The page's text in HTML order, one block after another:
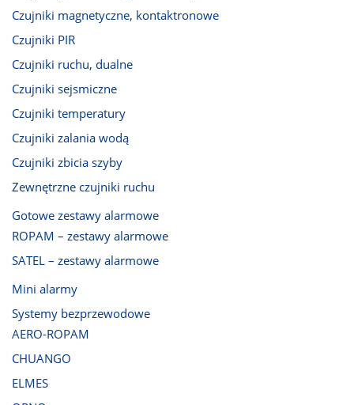
Czujniki magnetyczne, kontaktronowe
Czujniki PIR
Czujniki ruchu, dualne
Czujniki sejsmiczne
Czujniki temperatury
Czujniki zalania wodą
Czujniki zbicia szyby
Zewnętrzne czujniki ruchu
Gotowe zestawy alarmowe
ROPAM – zestawy alarmowe
SATEL – zestawy alarmowe
Mini alarmy
Systemy bezprzewodowe
AERO-ROPAM
CHUANGO
ELMES